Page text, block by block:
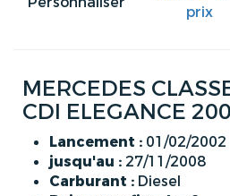
prix
MERCEDES
CDI ELEGANCE
Lancement : 01/02/2002
jusqu'au : 27/11/2008
Carburant : Diesel